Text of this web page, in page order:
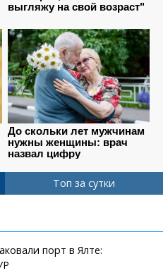
Топ за сутки
порт в Ялте: